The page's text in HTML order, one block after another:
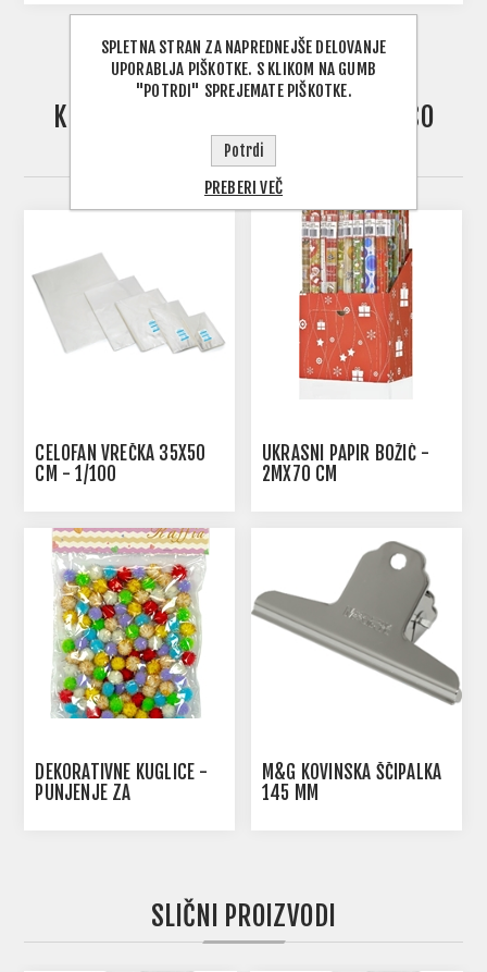
KUPCI, KI SO KUPILI TO POSTAVKO SO
KUPILI TUDI
CELOFAN VREČKA 35X50
CM - 1/100
UKRASNI PAPIR BOŽIĆ -
2MX70 CM
DEKORATIVNE KUGLICE -
PUNJENJE ZA
M&G KOVINSKA ŠČIPALKA
145 MM
SLIČNI PROIZVODI
SPLETNA STRAN ZA NAPREDNEJŠE DELOVANJE
UPORABLJA PIŠKOTKE. S KLIKOM NA GUMB
"POTRDI" SPREJEMATE PIŠKOTKE.
Potrdi
PREBERI VEČ